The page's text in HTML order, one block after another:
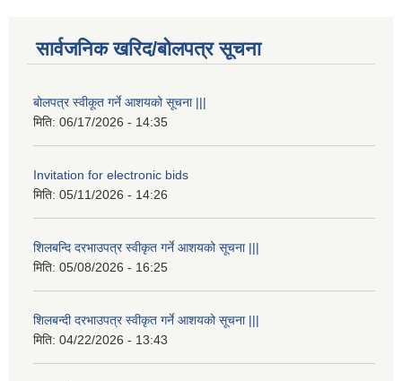
सार्वजनिक खरिद/बोलपत्र सूचना
बोलपत्र स्वीकूत गर्ने आशयको सूचना |||
मिति: 06/17/2026 - 14:35
Invitation for electronic bids
मिति: 05/11/2026 - 14:26
शिलबन्दि दरभाउपत्र स्वीकृत गर्ने आशयको सूचना |||
मिति: 05/08/2026 - 16:25
शिलबन्दी दरभाउपत्र स्वीकृत गर्ने आशयको सूचना |||
मिति: 04/22/2026 - 13:43